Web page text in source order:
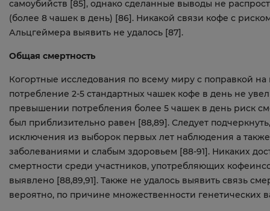
самоубийств [85], однако сделанные выводы не
(более 8 чашек в день) [86]. Никакой связи кофе с
Альцгеймера выявить не удалось [87].
Общая смертность
Когортные исследования по всему миру с поправкой на
потребление 2-5 стандартных чашек кофе в день не
превышении потребления более 5 чашек в день риск
был приблизительно равен [88,89]. Следует
исключения из выборок первых лет наблюдения а
заболеваниями и слабым здоровьем [88-91]. Никаких
смертности среди участников, употребляющих
выявлено [88,89,91]. Также не удалось выявить связь
вероятно, по причине множественности генетических